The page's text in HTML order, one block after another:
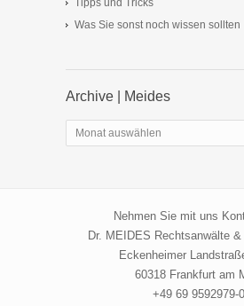
Tipps und Tricks
Was Sie sonst noch wissen sollten
Archive | Meides
Archive
|
Nehmen Sie mit uns
Dr. MEIDES Rechtsanwälte
Eckenheimer
60318 Frankfurt am
+49 69 9592979-0